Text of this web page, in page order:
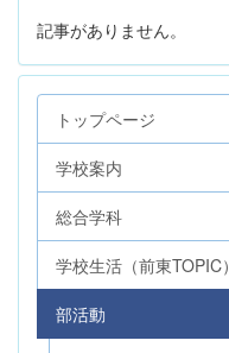
記事がありません。
トップページ
学校案内
総合学科
学校生活（前東TOPIC）
部活動